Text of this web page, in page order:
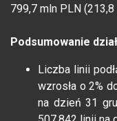
799,7 mln PLN (213,8
Podsumowanie
Liczba linii
wzrosła o 2%
na dzień 31